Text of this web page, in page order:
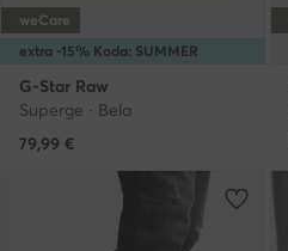
extra -15% Koda: SUMMER
weCare
G-Star Raw
Superge · Bela
79,99 €